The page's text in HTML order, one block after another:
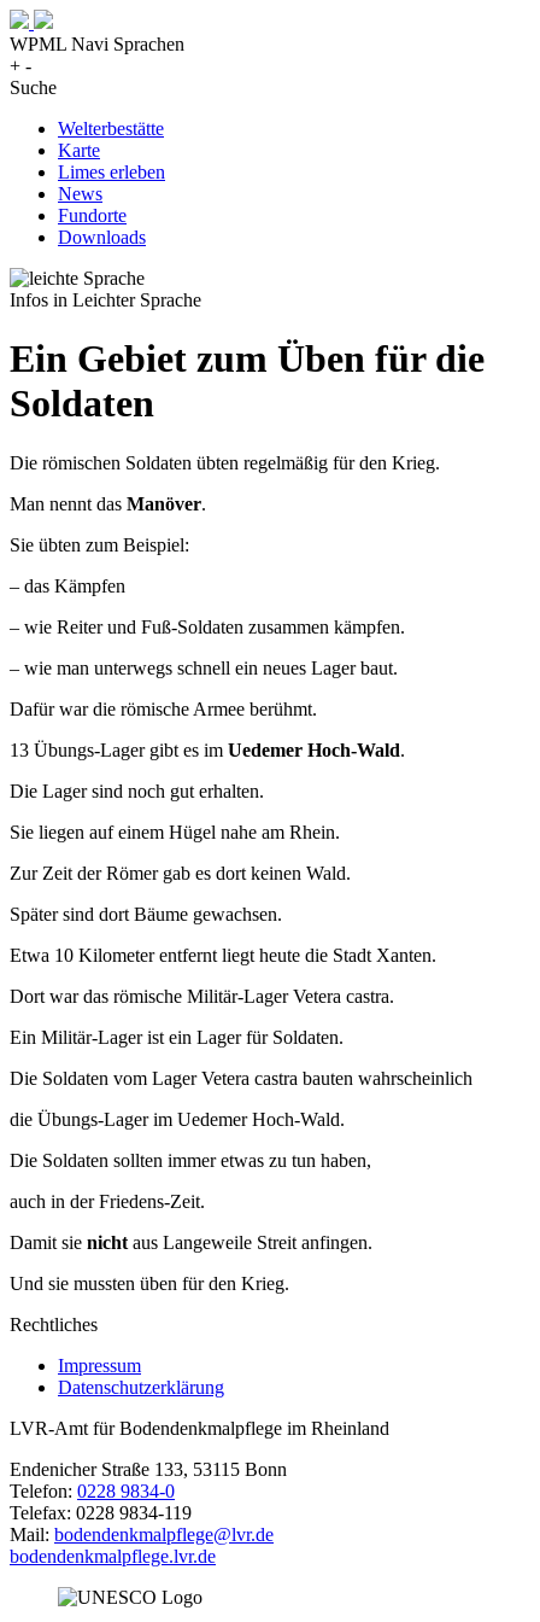
WPML Navi Sprachen
+ -
Suche
Welterbestätte
Karte
Limes erleben
News
Fundorte
Downloads
Infos in Leichter Sprache
Ein Gebiet zum Üben für die
Soldaten
Die römischen Soldaten übten regelmäßig für den Krieg.
Man nennt das Manöver.
Sie übten zum Beispiel:
– das Kämpfen
– wie Reiter und Fuß-Soldaten zusammen kämpfen.
– wie man unterwegs schnell ein neues Lager baut.
Dafür war die römische Armee berühmt.
13 Übungs-Lager gibt es im Uedemer Hoch-Wald.
Die Lager sind noch gut erhalten.
Sie liegen auf einem Hügel nahe am Rhein.
Zur Zeit der Römer gab es dort keinen Wald.
Später sind dort Bäume gewachsen.
Etwa 10 Kilometer entfernt liegt heute die Stadt Xanten.
Dort war das römische Militär-Lager Vetera castra.
Ein Militär-Lager ist ein Lager für Soldaten.
Die Soldaten vom Lager Vetera castra bauten wahrscheinlich
die Übungs-Lager im Uedemer Hoch-Wald.
Die Soldaten sollten immer etwas zu tun haben,
auch in der Friedens-Zeit.
Damit sie nicht aus Langeweile Streit anfingen.
Und sie mussten üben für den Krieg.
Rechtliches
Impressum
Datenschutzerklärung
LVR-Amt für Bodendenkmalpflege im Rheinland
Endenicher Straße 133, 53115 Bonn
Telefon: 0228 9834-0
Telefax: 0228 9834-119
Mail: bodendenkmalpflege@lvr.de
bodendenkmalpflege.lvr.de